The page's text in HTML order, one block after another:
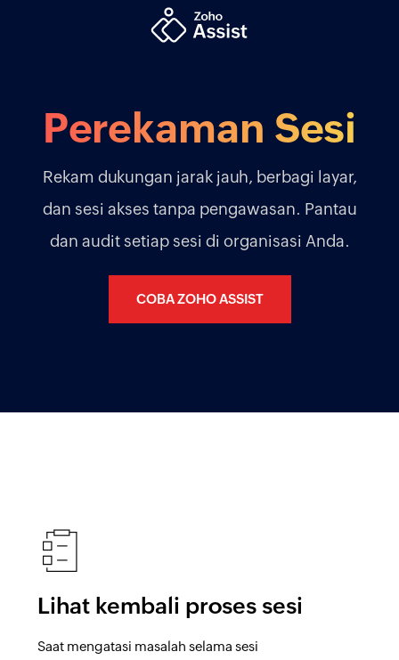
Perekaman Sesi
Rekam dukungan jarak jauh, berbagi layar,
dan sesi akses tanpa pengawasan. Pantau
dan audit setiap sesi di organisasi Anda.
COBA ZOHO ASSIST
Lihat kembali proses sesi
Saat mengatasi masalah selama sesi